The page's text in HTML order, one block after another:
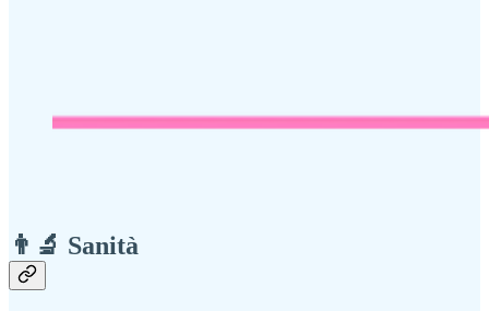
👨‍🔬 Sanità